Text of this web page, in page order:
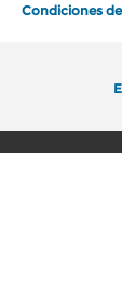
Condiciones